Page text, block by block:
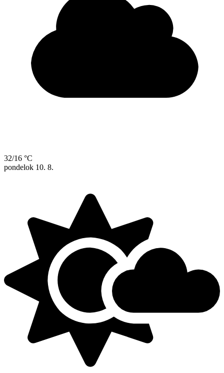
32/16 °C
pondelok 10. 8.